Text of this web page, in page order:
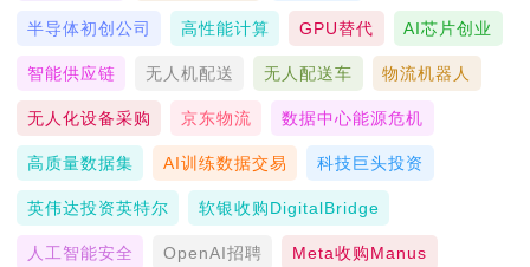
半导体初创公司 高性能计算 GPU替代 AI芯片创业
智能供应链 无人机配送 无人配送车 物流机器人
无人化设备采购 京东物流 数据中心能源危机
高质量数据集 AI训练数据交易 科技巨头投资
英伟达投资英特尔 软银收购DigitalBridge
人工智能安全 OpenAI招聘 Meta收购Manus